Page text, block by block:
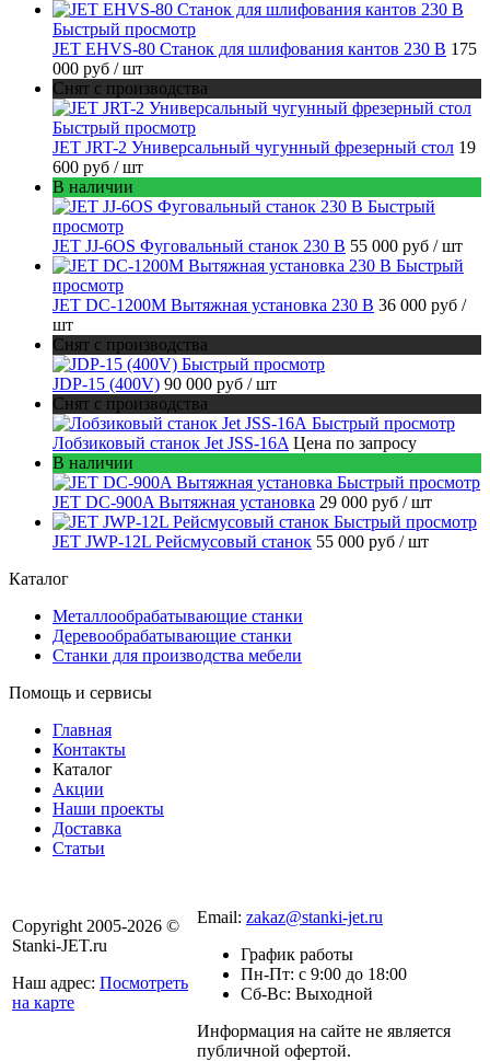
Быстрый просмотр
JET EHVS-80 Станок для шлифования кантов 230 В 175
000 руб / шт
Снят с производства
Быстрый просмотр
JET JRT-2 Универсальный чугунный фрезерный стол 19
600 руб / шт
В наличии
Быстрый
просмотр
JET JJ-6OS Фуговальный станок 230 В 55 000 руб / шт
Быстрый
просмотр
JET DC-1200M Вытяжная установка 230 В 36 000 руб /
шт
Снят с производства
Быстрый просмотр
JDP-15 (400V) 90 000 руб / шт
Снят с производства
Быстрый просмотр
Лобзиковый станок Jet JSS-16A Цена по запросу
В наличии
Быстрый просмотр
JET DC-900A Вытяжная установка 29 000 руб / шт
Быстрый просмотр
JET JWP-12L Рейсмусовый станок 55 000 руб / шт
Каталог
Металлообрабатывающие станки
Деревообрабатывающие станки
Станки для производства мебели
Помощь и сервисы
Главная
Контакты
Каталог
Акции
Наши проекты
Доставка
Статьи
Copyright 2005-2026 ©
Stanki-JET.ru
Наш адрес: Посмотреть
на карте
Email: zakaz@stanki-jet.ru
График работы
Пн-Пт: с 9:00 до 18:00
Сб-Вс: Выходной
Информация на сайте не является
публичной офертой.